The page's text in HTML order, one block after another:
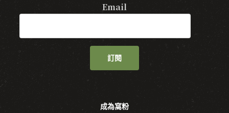
Email
訂閱
成為窩粉